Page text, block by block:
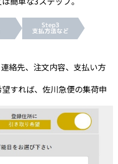
絡先、注文内容、支払い方
すれば、佐川急便の集荷申